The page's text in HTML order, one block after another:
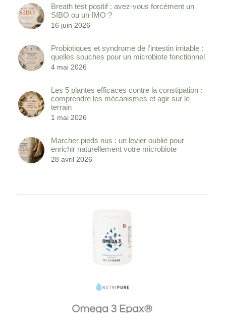
Breath test positif : avez-vous forcément un
SIBO ou un IMO ?
16 juin 2026
Probiotiques et syndrome de l’intestin irritable :
quelles souches pour un microbiote fonctionnel
4 mai 2026
Les 5 plantes efficaces contre la constipation :
comprendre les mécanismes et agir sur le
terrain
1 mai 2026
Marcher pieds nus : un levier oublié pour
enrichir naturellement votre microbiote
28 avril 2026